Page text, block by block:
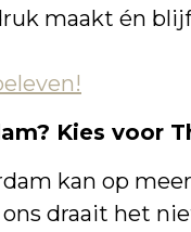
maakt én
Kies voor
kan op
draait het